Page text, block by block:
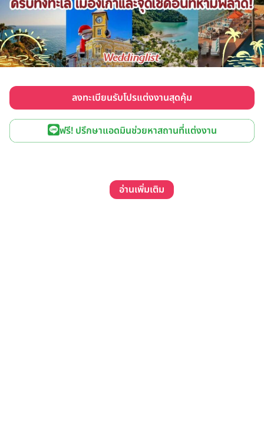
ลงทะเบียนรับโปรแต่งงานสุดคุ้ม
ฟรี! ปรึกษาแอดมินช่วยหาสถานที่แต่งงาน
อ่านเพิ่มเติม